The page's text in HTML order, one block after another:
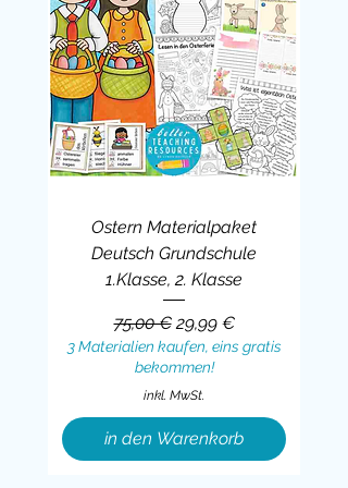
Ostern Materialpaket
Deutsch Grundschule
1.Klasse, 2. Klasse
Standardpreis
75,00 € Sale-Preis
29,99 €
3 Materialien kaufen, eins gratis
bekommen!
inkl. MwSt.
in den Warenkorb